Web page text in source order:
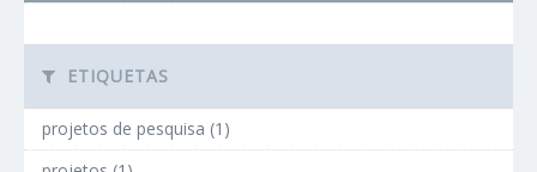
ETIQUETAS
projetos de pesquisa (1)